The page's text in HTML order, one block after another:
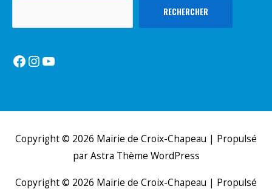
RECHERCHER
Facebook
Instagram
YouTube
Copyright © 2026 Mairie de Croix-Chapeau | Propulsé
parAstra Thème WordPress
Copyright © 2026 Mairie de Croix-Chapeau | Propulsé